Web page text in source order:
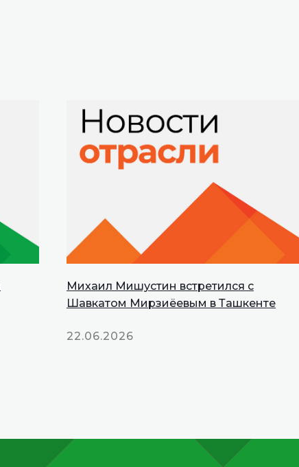
Михаил Мишустин встретился с
Шавкатом Мирзиёевым в Ташкенте
22.06.2026
INNOPROM
Talks